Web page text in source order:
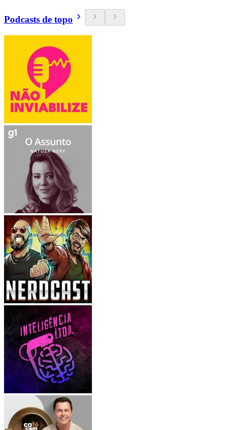
Podcasts de topo